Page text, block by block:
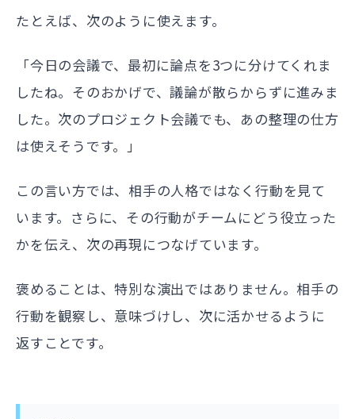
たとえば、次のように使えます。
「今日の会議で、最初に論点を3つに分けてくれま
したね。そのおかげで、議論が散らからずに進みま
した。次のプロジェクト会議でも、あの整理の仕方
は使えそうです。」
この言い方では、相手の人格ではなく行動を見て
います。さらに、その行動がチームにどう役立った
かを伝え、次の再現につなげています。
褒めることは、特別な演出ではありません。相手の
行動を観察し、意味づけし、次に活かせるように
返すことです。